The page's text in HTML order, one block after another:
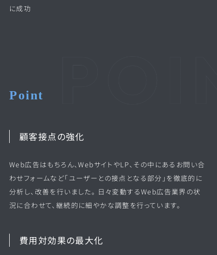
に成功
Point
顧客接点の強化
Web広告はもちろん、WebサイトやLP、その中にあるお問い合
わせフォームなど「ユーザーとの接点となる部分」を徹底的に
分析し、改善を行いました。 日々変動するWeb広告業界の状
況に合わせて、継続的に細やかな調整を行っています。
費用対効果の最大化